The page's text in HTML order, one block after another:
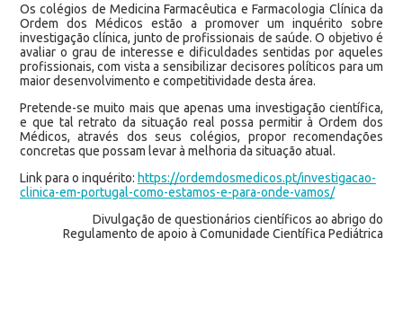
Os colégios de Medicina Farmacêutica e Farmacologia Clínica da
Ordem dos Médicos estão a promover um inquérito sobre
investigação clínica, junto de profissionais de saúde. O objetivo é
avaliar o grau de interesse e dificuldades sentidas por aqueles
profissionais, com vista a sensibilizar decisores políticos para um
maior desenvolvimento e competitividade desta área.
Pretende-se muito mais que apenas uma investigação científica,
e que tal retrato da situação real possa permitir à Ordem dos
Médicos, através dos seus colégios, propor recomendações
concretas que possam levar à melhoria da situação atual.
Link para o inquérito: https://ordemdosmedicos.pt/investigacao-
clinica-em-portugal-como-estamos-e-para-onde-vamos/
Divulgação de questionários científicos ao abrigo do
Regulamento de apoio à Comunidade Científica Pediátrica